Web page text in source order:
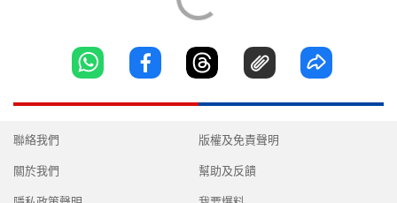
聯絡我們
關於我們
版權及免責聲明
幫助及反饋